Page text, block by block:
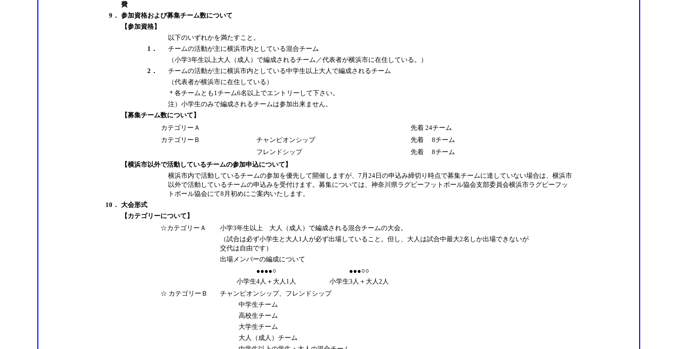
費
9． 参加資格および募集チーム数について
【参加資格】
以下のいずれかを満たすこと。
1．
チームの活動が主に横浜市内としている混合チーム
（小学3年生以上大人（成人）で編成されるチーム／代表者が横浜市に在住している。）
2．
チームの活動が主に横浜市内としている中学生以上大人で編成されるチーム
（代表者が横浜市に在住している）
＊各チームとも1チーム6名以上でエントリーして下さい。
注）小学生のみで編成されるチームは参加出来ません。
【募集チーム数について】
カテゴリーＡ
先着 24チーム
カテゴリーＢ
チャンピオンシップ
先着 8チーム
フレンドシップ
先着 8チーム
【横浜市以外で活動しているチームの参加申込について】
横浜市内で活動しているチームの参加を優先して開催しますが、7月24日の申込み締切り時点で募集チームに達していない場合は、横浜市
以外で活動しているチームの申込みを受付けます。募集については、神奈川県ラグビーフットボール協会支部委員会横浜市ラグビーフッ
トボール協会にて8月初めにご案内いたします。
10． 大会形式
【カテゴリーについて】
☆カテゴリーＡ
小学3年生以上 大人（成人）で編成される混合チームの大会。
（試合は必ず小学生と大人1人が必ず出場していること。但し、大人は試合中最大2名しか出場できないが
交代は自由です）
出場メンバーの編成について
●●●●○
●●●○○
小学生4人＋大人1人
小学生3人＋大人2人
☆ カテゴリーＢ
チャンピオンシップ、フレンドシップ
中学生チーム
高校生チーム
大学生チーム
大人（成人）チーム